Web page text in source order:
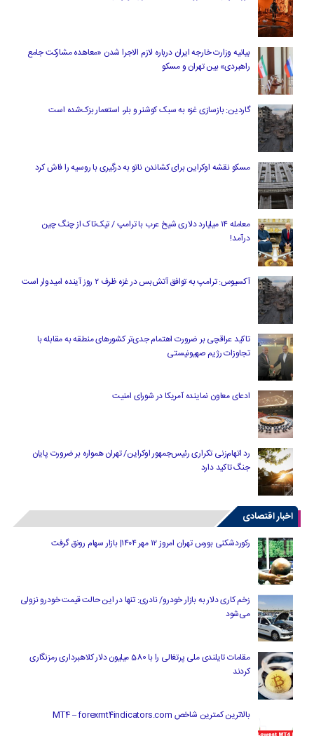
بیانیه وزارت خارجه ایران درباره لازم‌ الاجرا شدن «معاهده مشارکت جامع
راهبردی» بین تهران و مسکو
گاردین: بازسازی غزه به سبک کوشنر و بلر، استعمار بزک‌شده است
مسکو نقشه اوکراین برای کشاندن ناتو به درگیری با روسیه را فاش کرد
معامله ۱۴ میلیارد دلاری شیخ عرب با ترامپ / تیک‌تاک از چنگ چین
درآمد!
آکسیوس: ترامپ به توافق آتش‌بس در غزه ظرف ۲ روز آینده امیدوار است
تاکید عراقچی بر ضرورت اهتمام جدی‌تر کشورهای منطقه به مقابله با
تجاوزات رژیم صهیونیستی
ادعای معاون نماینده آمریکا در شورای امنیت
رد اتهام‌زنی تکراری رئیس‌جمهور اوکراین/ تهران همواره بر ضرورت پایان
جنگ تاکید دارد
اخبار اقتصادی
رکوردشکنی بورس تهران امروز ۱۲ مهر ۱۴۰۴| بازار سهام رونق گرفت
زخم کاری دلار به بازار خودرو/ نادری: تنها در این حالت قیمت خودرو نزولی
می‌شود
مقامات تایلندی ملی پرتغالی را با 580 میلیون دلار کلاهبرداری رمزنگاری
کردند
بالاترین کمترین شاخص MT4 – forexmt4indicators.com